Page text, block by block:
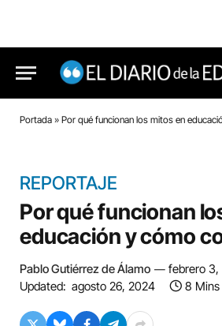
Portada » Por qué funcionan los mitos en
REPORTAJE
Por qué funcionan
educación y cómo
Pablo Gutiérrez de Álamo
febrero 3,
Updated: agosto 26, 2024 8 Mins